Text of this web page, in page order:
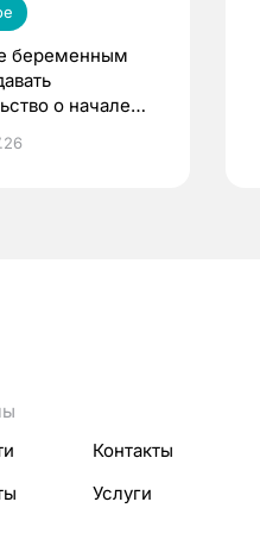
беременным
о начале
Контакты
Услуги